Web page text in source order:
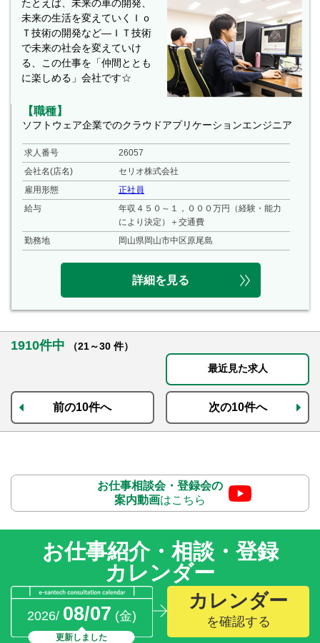
たとえば、未来の車の開発、
未来の生活を変えていくＩｏ
Ｔ技術の開発など―ＩＴ技術
で未来の社会を変えていけ
る、この仕事を「仲間ととも
に楽しめる」会社です☆
【職種】
ソフトウェア企業でのクラウドアプリケーションエンジニア
求人番号
26057
会社名(店名)
セリオ株式会社
雇用形態
正社員
給与
年収４５０～１，０００万円（経験・能力
により決定）＋交通費
勤務地
岡山県岡山市中区原尾島
詳細を見る
1910件中
（21～30 件）
最近見た求人
前の10件へ 次の10件へ
お仕事相談会・登録会の
案内動画はこちら
お仕事紹介・相談・登録
カレンダー
2026/ 08/07 (金)
更新しました
カレンダー
を確認する